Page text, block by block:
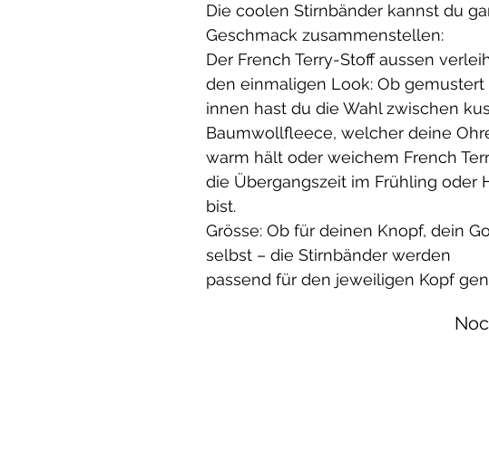
Die coolen Stirnbänder kannst du
Geschmack zusammenstellen:
Der French Terry-Stoff aussen
den einmaligen Look: Ob gemustert
innen hast du die Wahl zwischen
Baumwollfleece, welcher deine
warm hält oder weichem French
die Übergangszeit im Frühling oder
bist.
Grösse: Ob für deinen Knopf, dein
selbst – die Stirnbänder werden
passend für den jeweiligen Kopf